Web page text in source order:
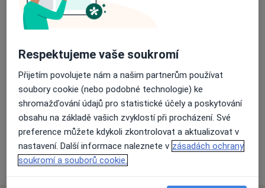
Zkušenosti
Koučování a mentoringu se věnuji od roku 2008. Tehdy
svém "volném" čase jako interní kouč.
Koučování a vzdělávání v této oblasti mi významně
pomohly v mé tehdejší i pozdějších pracovních
pozicích. Pracovala jsem jako manažerka velkých týmů
s ambiciózními osobnostmi i obchodními plány. Vždy
jsem považovala lidi za největší dar pro firmy. Proto
jsem v nich podporovala osobitost a pomáhala rozvíjet
VíceO mně
Více
Respektujeme vaše soukromí
Přijetím povolujete nám a našim partnerům používat
soubory cookie (nebo podobné technologie) ke
shromažďování údajů pro statistické účely a poskytování
obsahu na základě vašich zvyklostí při procházení. Své
preference můžete kdykoli zkontrolovat a aktualizovat v
nastavení. Další informace naleznete v zásadách ochrany
soukromí a souborů cookie.